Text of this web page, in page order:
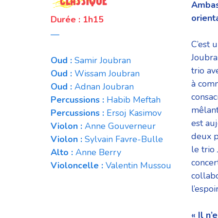
Durée : 1h15
—
Oud : Samir Joubran
Oud : Wissam Joubran
Oud : Adnan Joubran
Percussions : Habib Meftah
Percussions : Ersoj Kasimov
Violon : Anne Gouverneur
Violon : Sylvain Favre-Bulle
Alto : Anne Berry
Violoncelle : Valentin Mussou
C’est
trio
à
est
deux
le trio
« Il